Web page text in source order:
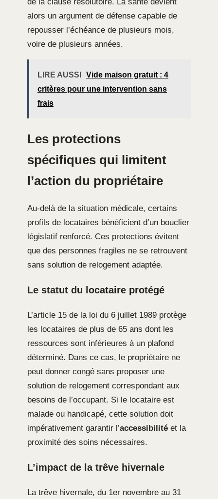
alors un argument de défense capable de
repousser l’échéance de plusieurs mois,
voire de plusieurs années.
LIRE AUSSI
Vide maison gratuit : 4
critères pour une intervention sans
frais
Les protections
spécifiques qui limitent
l’action du propriétaire
Au-delà de la situation médicale, certains
profils de locataires bénéficient d’un bouclier
législatif renforcé. Ces protections évitent
que des personnes fragiles ne se retrouvent
sans solution de relogement adaptée.
Le statut du locataire protégé
L’article 15 de la loi du 6 juillet 1989 protège
les locataires de plus de 65 ans dont les
ressources sont inférieures à un plafond
déterminé. Dans ce cas, le propriétaire ne
peut donner congé sans proposer une
solution de relogement correspondant aux
besoins de l’occupant. Si le locataire est
malade ou handicapé, cette solution doit
impérativement garantir l’accessibilité et la
proximité des soins nécessaires.
L’impact de la trêve hivernale
La trêve hivernale, du 1er novembre au 31